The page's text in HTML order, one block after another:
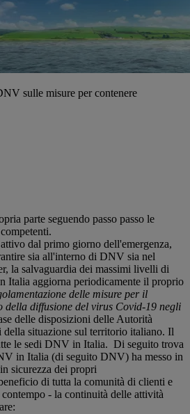
sulle misure per contenere
parte seguendo passo passo le
dal primo giorno dell'emergenza,
sia all'interno di DNV sia nel
la salvaguardia dei massimi livelli di
Italia aggiorna periodicamente il proprio
delle misure per il
della diffusione del virus Covid-19 negli
delle disposizioni delle Autorità
della situazione sul territorio italiano. Il
le sedi DNV in Italia. Di seguito trova
in Italia (di seguito DNV) ha messo in
sicurezza dei propri
di tutta la comunità di clienti e
- la continuità delle attività